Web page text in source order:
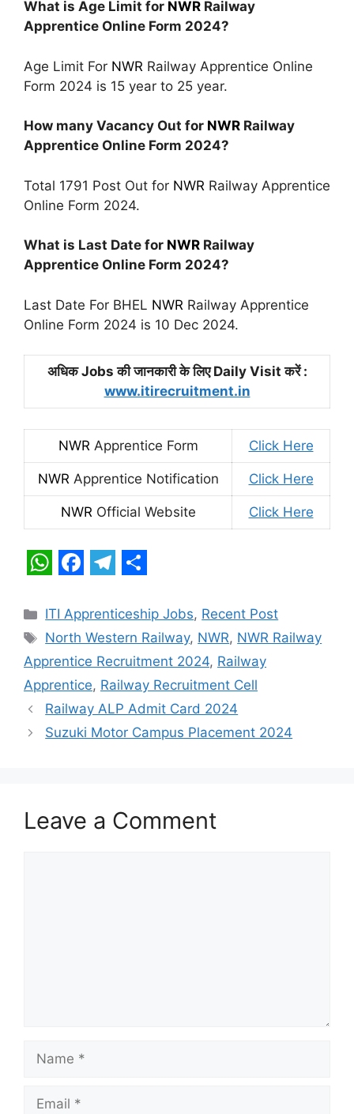
What is Age Limit for NWR Railway
Apprentice Online Form 2024?
Age Limit For NWR Railway Apprentice Online
Form 2024 is 15 year to 25 year.
How many Vacancy Out for NWR Railway
Apprentice Online Form 2024?
Total 1791 Post Out for NWR Railway Apprentice
Online Form 2024.
What is Last Date for NWR Railway
Apprentice Online Form 2024?
Last Date For BHEL NWR Railway Apprentice
Online Form 2024 is 10 Dec 2024.
अधिक Jobs की जानकारी के लिए Daily Visit करें :
www.itirecruitment.in
NWR Apprentice Form Click Here
NWR Apprentice Notification Click Here
NWR Official Website Click Here
h
a
t
s
A
p
a
c
e
b
o
o
e
l
e
g
r
a
h
a
r
e
Categories
ITI Apprenticeship Jobs, Recent Post
Tags
North Western Railway, NWR, NWR Railway
Apprentice Recruitment 2024, Railway
Apprentice, Railway Recruitment Cell
Railway ALP Admit Card 2024
Suzuki Motor Campus Placement 2024
Leave a Comment
Name
Email